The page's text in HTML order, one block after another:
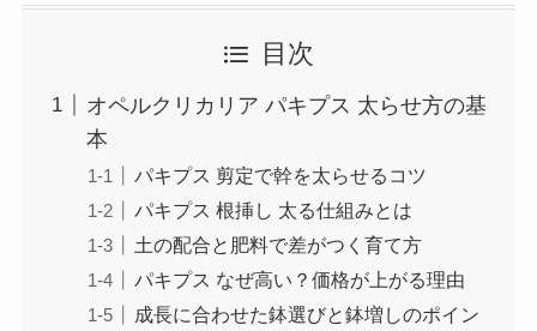
目次
オペルクリカリア パキプス 太らせ方の基
本
パキプス 剪定で幹を太らせるコツ
パキプス 根挿し 太る仕組みとは
土の配合と肥料で差がつく育て方
パキプス なぜ高い？価格が上がる理由
成長に合わせた鉢選びと鉢増しのポイン